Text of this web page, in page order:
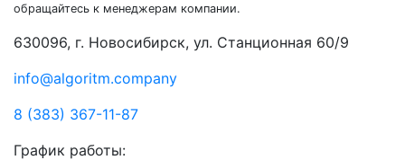
обращайтесь к менеджерам компании.
630096, г. Новосибирск, ул. Станционная 60/9
info@algoritm.company
8 (383) 367-11-87
График работы: